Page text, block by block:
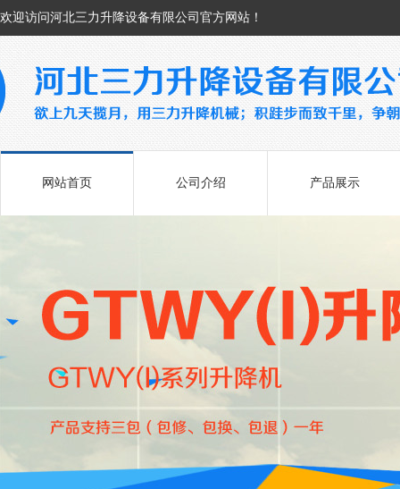
欢迎访问河北三力升降设备有限公司官方网站！
网站首页 公司介绍 产品展示